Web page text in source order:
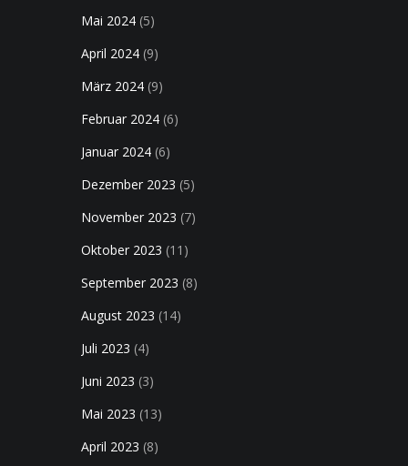
Mai 2024(5)
April 2024(9)
März 2024(9)
Februar 2024(6)
Januar 2024(6)
Dezember 2023 (5)
November 2023 (7)
Oktober 2023 (11)
September 2023 (8)
August 2023 (14)
Juli 2023 (4)
Juni 2023 (3)
Mai 2023 (13)
April 2023 (8)